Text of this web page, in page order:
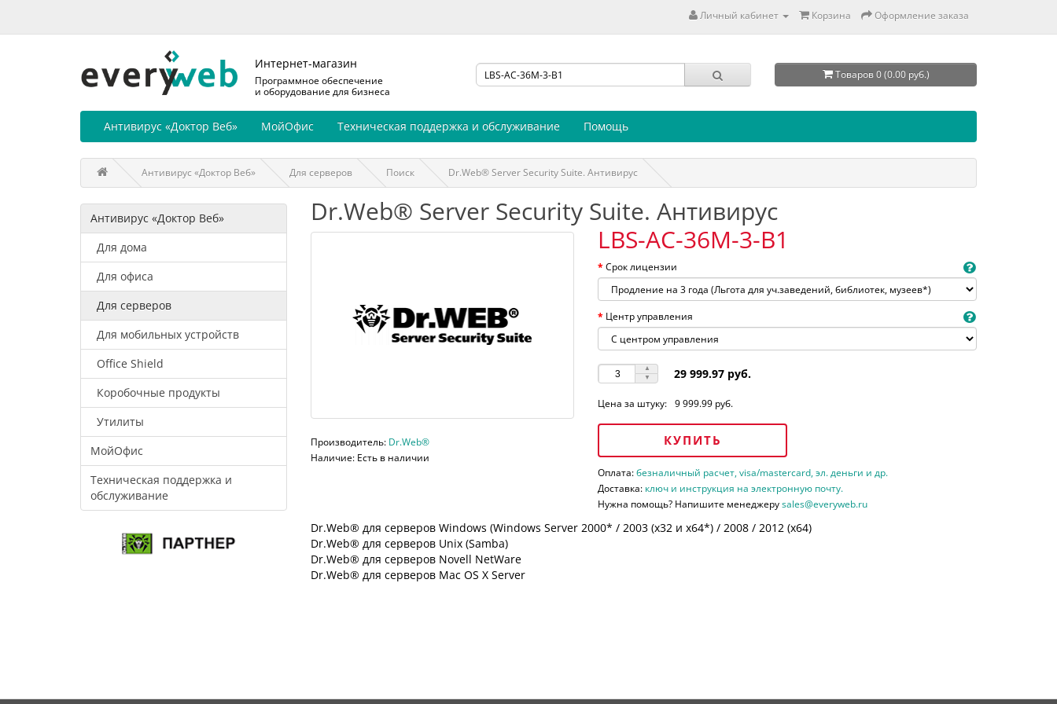
Личный кабинет Корзина Оформление заказа
Интернет-магазин
Программное обеспечение
и оборудование для бизнеса
Товаров 0 (0.00 руб.)
Антивирус «Доктор Веб» МойОфис Техническая поддержка и обслуживание Помощь
Антивирус «Доктор Веб» Для серверов Поиск Dr.Web® Server Security Suite. Антивирус
Антивирус «Доктор Веб»
Для дома
Для офиса
Для серверов
Для мобильных устройств
Office Shield
Коробочные продукты
Утилиты
МойОфис
Техническая поддержка и
обслуживание
Dr.Web® Server Security Suite. Антивирус
Производитель: Dr.Web®
Наличие: Есть в наличии
LBS-AC-36M-3-B1
Срок лицензии
Центр управления
29 999.97 руб.
Цена за штуку: 9 999.99 руб.
КУПИТЬ
Оплата:безналичный расчет, visa/mastercard, эл. деньги и др.
Доставка: ключ и инструкция на электронную почту.
Нужна помощь? Напишите менеджеруsales@everyweb.ru
Dr.Web® для серверов Windows (Windows Server 2000* / 2003 (х32 и х64*) / 2008 / 2012 (х64)
Dr.Web® для серверов Unix (Samba)
Dr.Web® для серверов Novell NetWare
Dr.Web® для серверов Mac OS X Server